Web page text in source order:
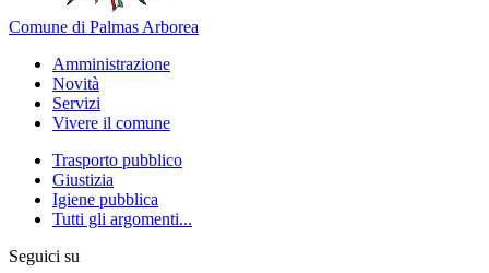
Comune di Palmas Arborea
Amministrazione
Novità
Servizi
Vivere il comune
Trasporto pubblico
Giustizia
Igiene pubblica
Tutti gli argomenti...
Seguici su